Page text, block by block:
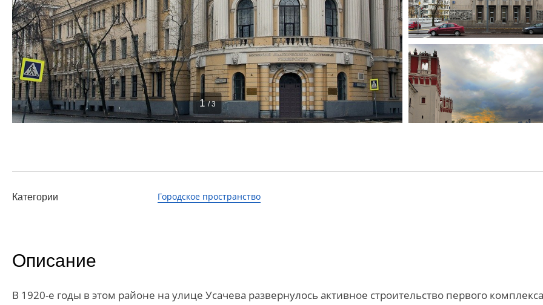
1 / 3
Категории Городское пространство
Описание
В 1920-е годы в этом районе на улице Усачева развернулось активное строительство первого комплекса